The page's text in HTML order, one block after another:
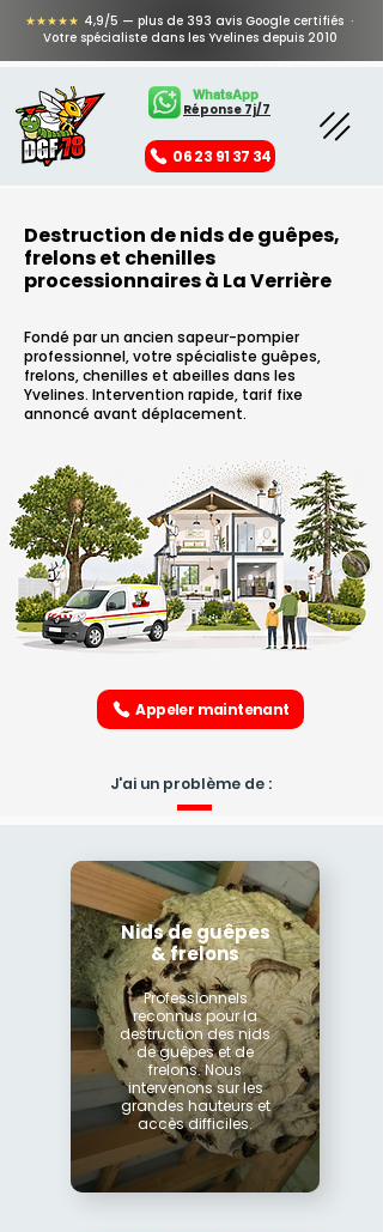
★★★★★ 4,9/5 — plus de 393 avis Google certifiés ·
Votre spécialiste dans les Yvelines depuis 2010
Réponse 7j/7
WhatsApp
06 23 91 37 34
Destruction de nids de guêpes,
frelons et chenilles
processionnaires à La Verrière
Fondé par un ancien sapeur-pompier
professionnel, votre spécialiste guêpes,
frelons, chenilles et abeilles dans les
Yvelines. Intervention rapide, tarif fixe
annoncé avant déplacement.
Appeler maintenant
J'ai un problème de :
Nids de guêpes
& frelons
Professionnels
reconnus pour la
destruction des nids
de guêpes et de
frelons. Nous
intervenons sur les
grandes hauteurs et
accès difficiles.